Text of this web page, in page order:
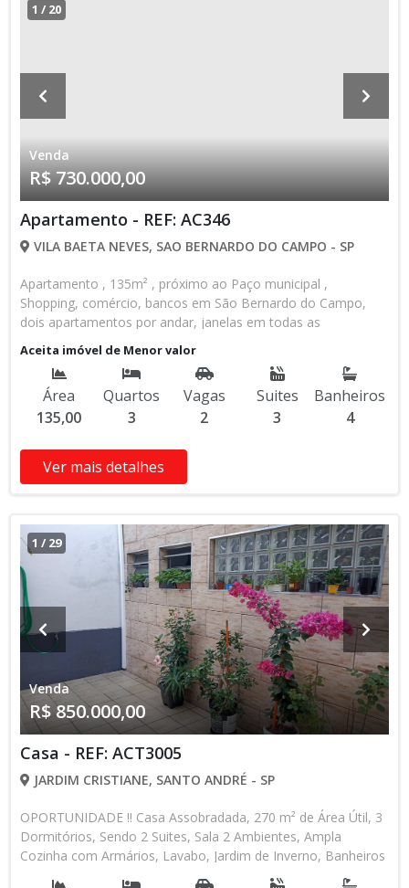
1 / 20
Venda
R$ 730.000,00
Apartamento - REF: AC346
VILA BAETA NEVES, SAO BERNARDO DO CAMPO - SP
Apartamento , 135m² , próximo ao Paço municipal ,
Shopping, comércio, bancos em São Bernardo do Campo,
dois apartamentos por andar, janelas em todas as
dependências. Três suítes com armários. Lavabo. Cozinha
grande com armários e Área de Serviço separada. Sala dois
ambientes e sacada. Piso de madeira na sala e quartos e
porcelanato nas demais dependências. Portas de entrada pela
cozinha e pela sala. Garagem coberta para dois veículos, sem
valor até 50% do valor total.
Aceita imóvel de Menor valor
Área
135,00
Quartos
3
Vagas
2
Suites
3
Banheiros
4
Ver mais detalhes
1 / 29
Venda
R$ 850.000,00
Casa - REF: ACT3005
JARDIM CRISTIANE, SANTO ANDRÉ - SP
OPORTUNIDADE !! Casa Assobradada, 270 m² de Área Útil, 3
Dormitórios, Sendo 2 Suites, Sala 2 Ambientes, Ampla
Cozinha com Armários, Lavabo, Jardim de Inverno, Banheiros
Com Box de Vidro, Lavanderia Fechada com Armário, Quarto